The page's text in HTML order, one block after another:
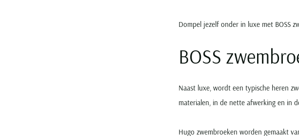
Dompel jezelf onder in luxe met BOSS
BOSS
Naast luxe, wordt een typische heren
materialen, in de nette afwerking en in
Hugo zwembroeken worden gemaakt